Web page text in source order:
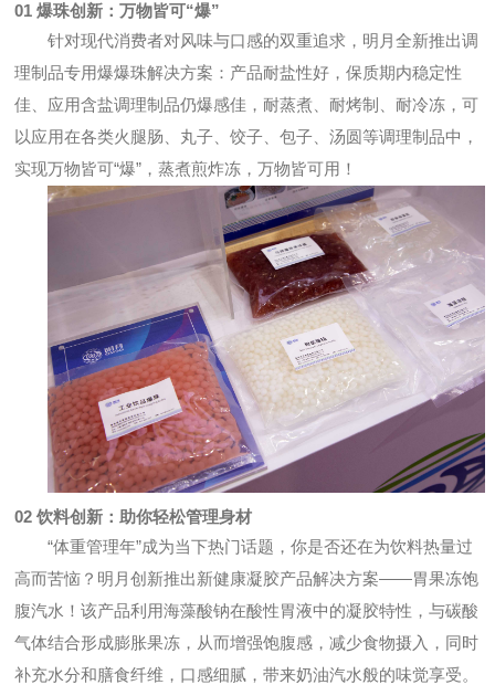
01爆珠创新：万物皆可“爆”
针对现代消费者对风味与口感的双重追求，明月全新推出调
理制品专用爆爆珠解决方案：产品耐盐性好，保质期内稳定性
佳、应用含盐调理制品仍爆感佳，耐蒸煮、耐烤制、耐冷冻，可
以应用在各类火腿肠、丸子、饺子、包子、汤圆等调理制品中，
实现万物皆可“爆”，蒸煮煎炸冻，万物皆可用！
02饮料创新：助你轻松管理身材
“体重管理年”成为当下热门话题，你是否还在为饮料热量过
高而苦恼？明月创新推出新健康凝胶产品解决方案——胃果冻饱
腹汽水！该产品利用海藻酸钠在酸性胃液中的凝胶特性，与碳酸
气体结合形成膨胀果冻，从而增强饱腹感，减少食物摄入，同时
补充水分和膳食纤维，口感细腻，带来奶油汽水般的味觉享受。